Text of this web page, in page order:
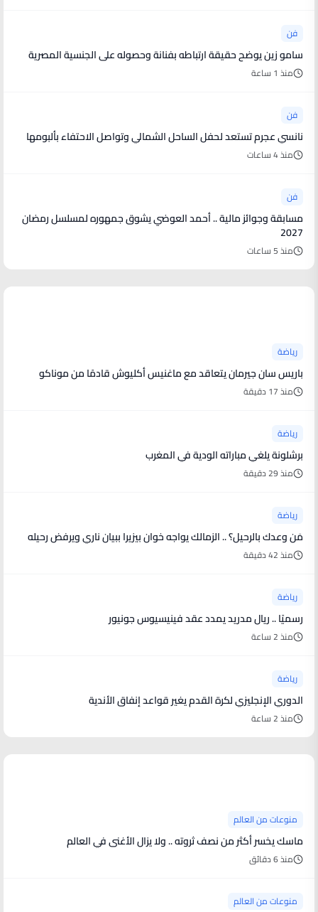
فن
سامو زين يوضح حقيقة ارتباطه بفنانة وحصوله على الجنسية المصرية
منذ 1 ساعة
فن
نانسي عجرم تستعد لحفل الساحل الشمالي وتواصل الاحتفاء بألبومها
منذ 4 ساعات
فن
مسابقة وجوائز مالية .. أحمد العوضي يشوق جمهوره لمسلسل رمضان
2027
منذ 5 ساعات
رياضة
باريس سان جيرمان يتعاقد مع ماغنيس أكليوش قادمًا من موناكو
منذ 17 دقيقة
رياضة
برشلونة يلغي مباراته الودية في المغرب
منذ 29 دقيقة
رياضة
مَن وعدك بالرحيل؟ .. الزمالك يواجه خوان بيزيرا ببيان ناري ويرفض رحيله
منذ 42 دقيقة
رياضة
رسميًا .. ريال مدريد يمدد عقد فينيسيوس جونيور
منذ 2 ساعة
رياضة
الدوري الإنجليزي لكرة القدم يغير قواعد إنفاق الأندية
منذ 2 ساعة
منوعات من العالم
ماسك يخسر أكثر من نصف ثروته .. ولا يزال الأغنى في العالم
منذ 6 دقائق
منوعات من العالم